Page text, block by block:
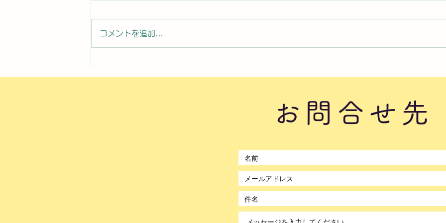
2026年8月7日曜日「のぼか
2026年8月6日曜日「のぼか
コメントを追加…
©2021 by のぼかん。Wix.com で作成されました。
お問合せ先